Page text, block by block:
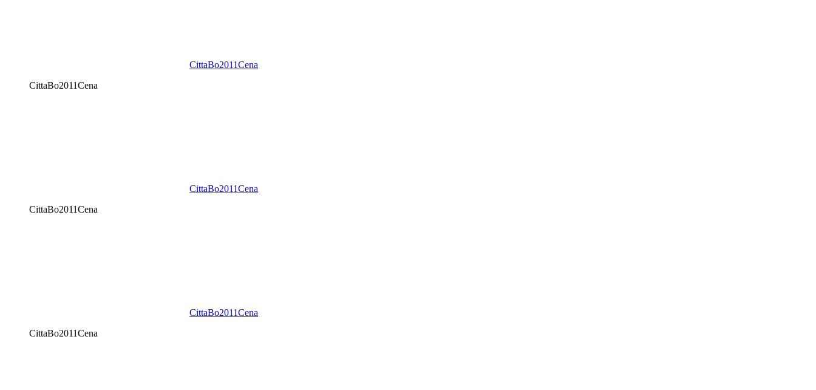
CittaBo2011Cena
CittaBo2011Cena
CittaBo2011Cena
CittaBo2011Cena
CittaBo2011Cena
CittaBo2011Cena